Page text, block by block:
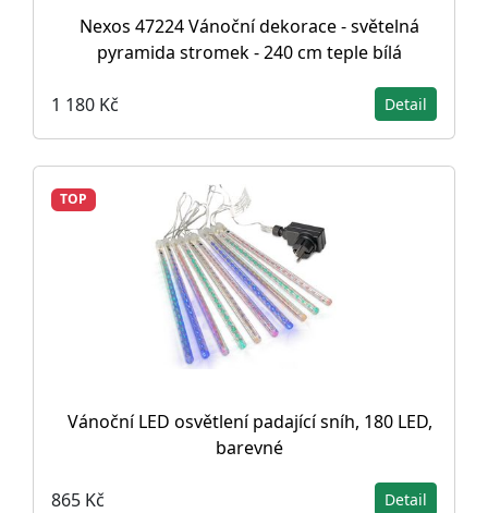
Nexos 47224 Vánoční dekorace - světelná
pyramida stromek - 240 cm teple bílá
1 180 Kč Detail
TOP
Vánoční LED osvětlení padající sníh, 180 LED,
barevné
865 Kč Detail